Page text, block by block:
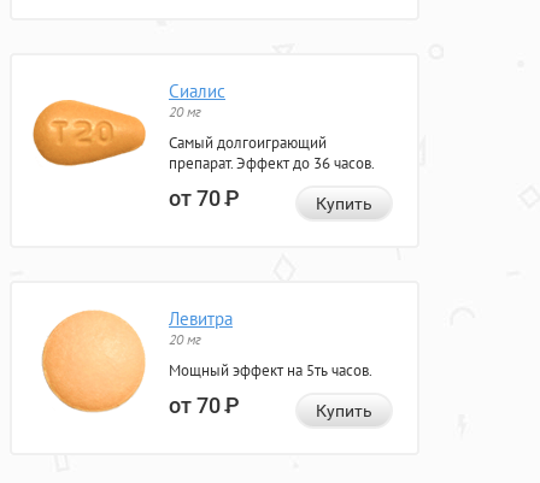
Сиалис
20 мг
Самый долгоиграющий
препарат. Эффект до 36 часов.
от 70Р Купить
Левитра
20 мг
Мощный эффект на 5ть часов.
от 70Р Купить